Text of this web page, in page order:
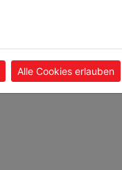
Alle Cookies erlauben